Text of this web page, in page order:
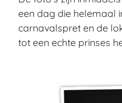
een dag die helemaal
carnavalspret en de
tot een echte prinses